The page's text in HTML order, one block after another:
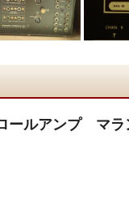
ールアンプ マラ